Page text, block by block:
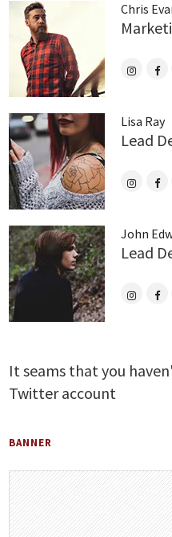
Chris
Lisa Ray
Lead
John
Lead
It seams that you
Twitter account
BANNER